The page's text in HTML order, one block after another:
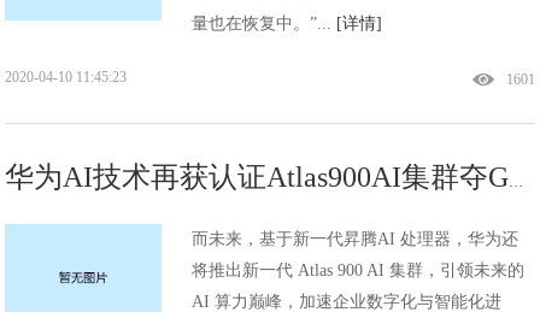
量也在恢复中。”... [详情]
1601
2020-04-10 11:45:23
而未来，基于新一代昇腾AI 处理器，华为还
将推出新一代 Atlas 900 AI 集群，引领未来的
AI 算力巅峰，加速企业数字化与智能化进